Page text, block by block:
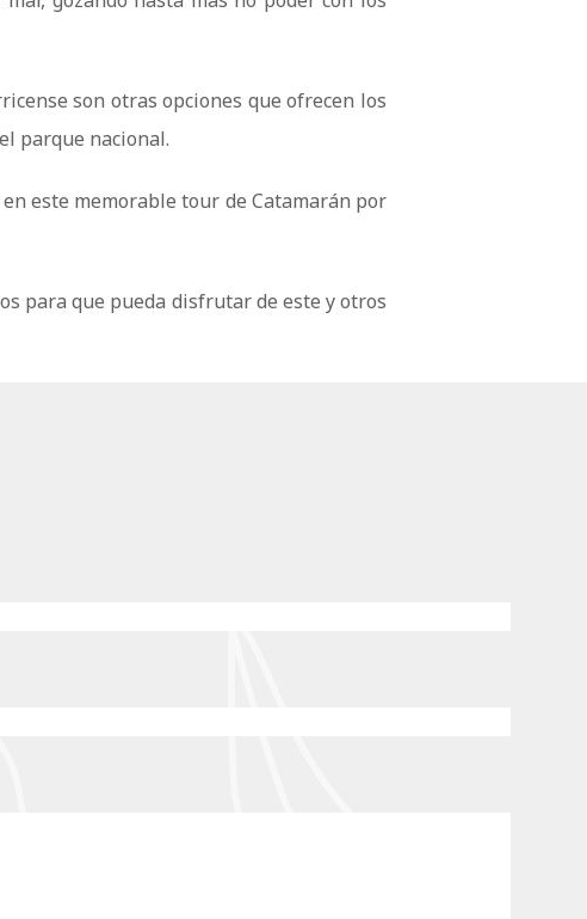
son otras opciones que ofrecen los
parque nacional.
este memorable tour de Catamarán por
para que pueda disfrutar de este y otros